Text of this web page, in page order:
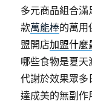
多元商品組合
款萬能棒的萬用
盟開店加盟什麼
哪些食物是夏
代謝於效果眾
達成美的無副